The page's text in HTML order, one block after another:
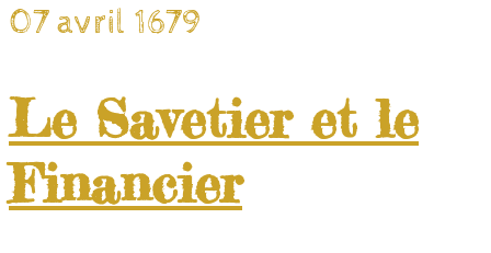
07 avril 1679
Le Savetier et le
Financier